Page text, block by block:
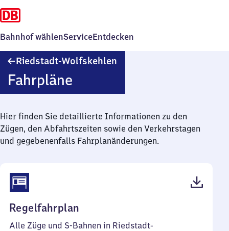
Bahnhof wählenServiceEntdecken
Riedstadt-Wolfskehlen
Fahrpläne
Hier finden Sie detaillierte Informationen zu den
Zügen, den Abfahrtszeiten sowie den Verkehrstagen
und gegebenenfalls Fahrplanänderungen.
Regelfahrplan
44
Alle Züge und S-Bahnen in Riedstadt-